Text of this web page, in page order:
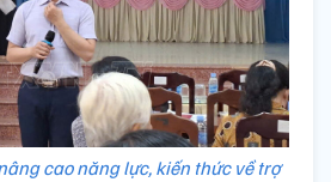
cao năng lực, kiến thức về trợ